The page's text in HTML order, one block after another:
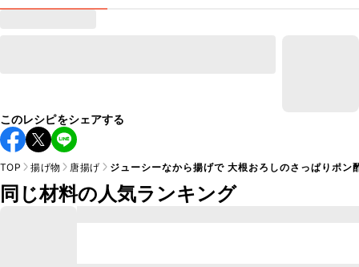
このレシピをシェアする
TOP 揚げ物 唐揚げ ジューシーなから揚げで 大根おろしのさっぱりポン
同じ材料の人気ランキング